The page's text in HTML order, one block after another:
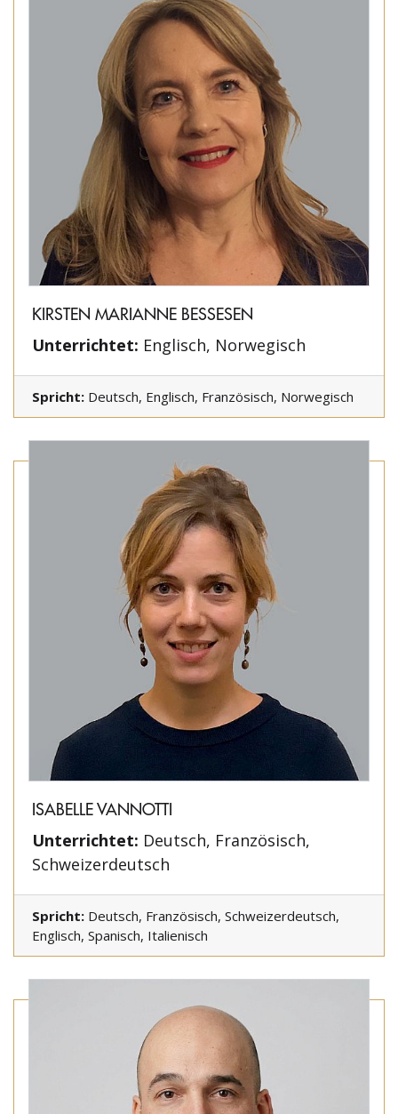
KIRSTEN MARIANNE BESSESEN
Unterrichtet: Englisch, Norwegisch
Spricht: Deutsch, Englisch, Französisch, Norwegisch
ISABELLE VANNOTTI
Unterrichtet: Deutsch, Französisch,
Schweizerdeutsch
Spricht: Deutsch, Französisch, Schweizerdeutsch,
Englisch, Spanisch, Italienisch